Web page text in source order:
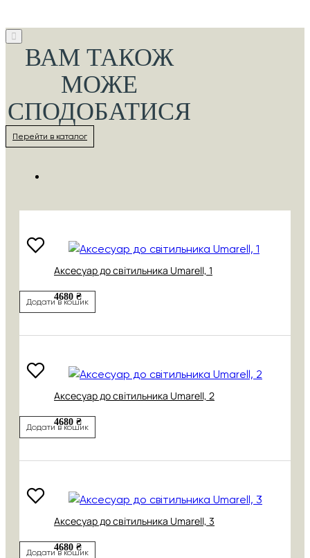
ВАМ ТАКОЖ
МОЖЕ
СПОДОБАТИСЯ
Перейти в каталог
Аксесуар до світильника Umarell, 1
4680 ₴
Додати в кошик
Аксесуар до світильника Umarell, 2
4680 ₴
Додати в кошик
Аксесуар до світильника Umarell, 3
4680 ₴
Додати в кошик